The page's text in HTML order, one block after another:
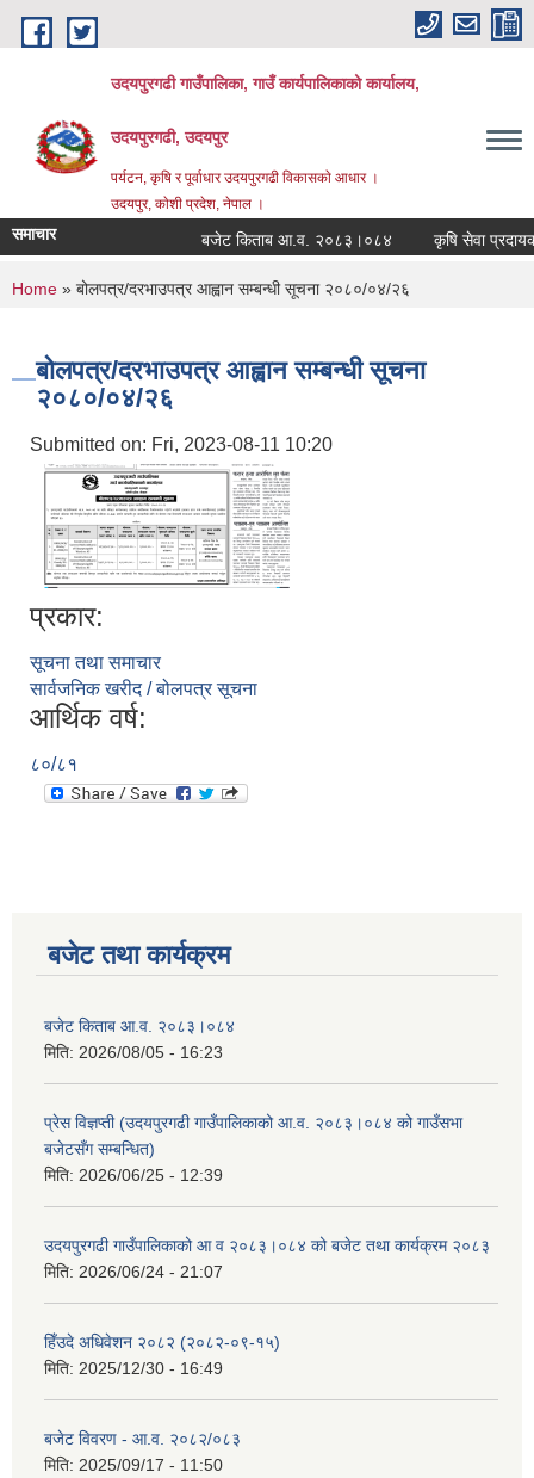
Skip to main content
उदयपुरगढी गाउँपालिका, गाउँ कार्यपालिकाको कार्यालय,
उदयपुरगढी, उदयपुर
पर्यटन, कृषि र पूर्वाधार उदयपुरगढी विकासकाे आधार ।
उदयपुर, काेशी प्रदेश, नेपाल ।
समाचार बजेट किताब आ.व. २०८३।०८४ कृषि सेवा
You are here
Home » बोलपत्र/दरभाउपत्र आह्वान सम्बन्धी सूचना २०८०/०४/२६
बोलपत्र/दरभाउपत्र आह्वान सम्बन्धी सूचना
२०८०/०४/२६
Submitted on: Fri, 2023-08-11 10:20
प्रकार:
सूचना तथा समाचार
सार्वजनिक खरीद / बोलपत्र सूचना
आर्थिक वर्ष:
८०/८१
बजेट तथा कार्यक्रम
बजेट किताब आ.व. २०८३।०८४
मिति: 2026/08/05 - 16:23
प्रेस विज्ञप्ती (उदयपुरगढी गाउँपालिकाको आ.व. २०८३।०८४ को गाउँसभा
बजेटसँग सम्बन्धित)
मिति: 2026/06/25 - 12:39
उदयपुरगढी गाउँपालिकाको आ व २०८३।०८४ को बजेट तथा कार्यक्रम २०८३
मिति: 2026/06/24 - 21:07
हिँउदे अधिवेशन २०८२ (२०८२-०९-१५)
मिति: 2025/12/30 - 16:49
बजेट विवरण - आ.व. २०८२/०८३
मिति: 2025/09/17 - 11:50